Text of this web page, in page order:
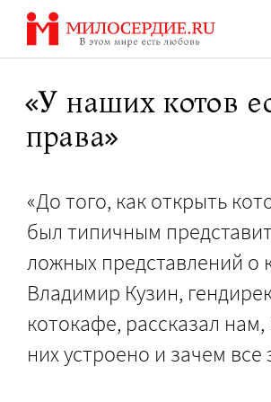
Перейти
содержанию
«У наших котов
права»
«До того, как открыть
был типичным
ложных представлений о
Владимир Кузин,
котокафе, рассказал нам,
них устроено и зачем все